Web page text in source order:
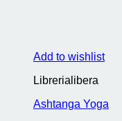
Add to wishlist
Librerialibera
Ashtanga Yoga